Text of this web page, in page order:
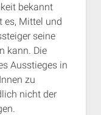
bekannt
es, Mittel und
seine
kann. Die
Ausstieges in
zu
nicht der